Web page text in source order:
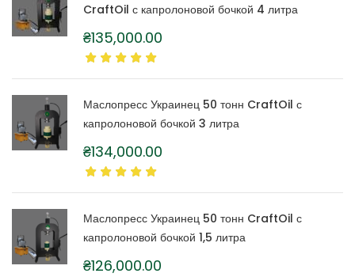
CraftOil с капролоновой бочкой 4 литра
₴135,000.00
Маслопресс Украинец 50 тонн CraftOil с
капролоновой бочкой 3 литра
₴134,000.00
Маслопресс Украинец 50 тонн CraftOil с
капролоновой бочкой 1,5 литра
₴126,000.00